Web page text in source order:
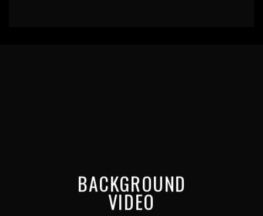
BACKGROUND
VIDEO